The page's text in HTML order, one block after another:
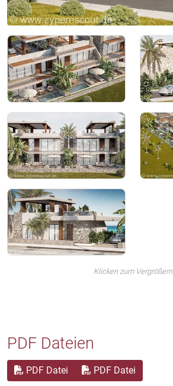
Klicken zum Vergrößern
PDF Dateien
PDF Datei PDF Datei